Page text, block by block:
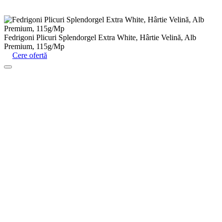
Fedrigoni Plicuri Splendorgel Extra White, Hârtie Velină, Alb
Premium, 115g/Mp
Cere ofertă